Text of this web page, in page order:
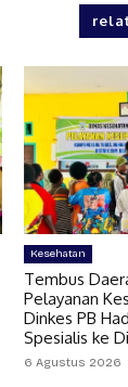
Kesehatan
Tembus
Pelayanan
Dinkes PB
Spesialis ke
6 Agustus 2026